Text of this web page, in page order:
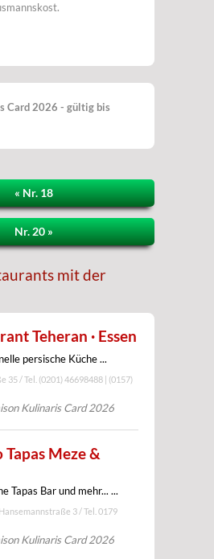
Card 2026 - gültig bis
« Nr. 18
Nr. 20 »
mit der
Teheran · Essen
persische Küche ...
35 / Tel. (0201) 46698488 | (0157)
Kulinaris Card 2026
Tapas Meze &
Tapas Bar und mehr... ...
Hansemannstraße 3 / Tel. 0179
Kulinaris Card 2026